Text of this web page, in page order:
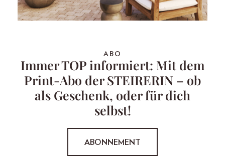
ABO
Immer TOP informiert: Mit dem
Print-Abo der STEIRERIN – ob
als Geschenk, oder für dich
selbst!
ABONNEMENT